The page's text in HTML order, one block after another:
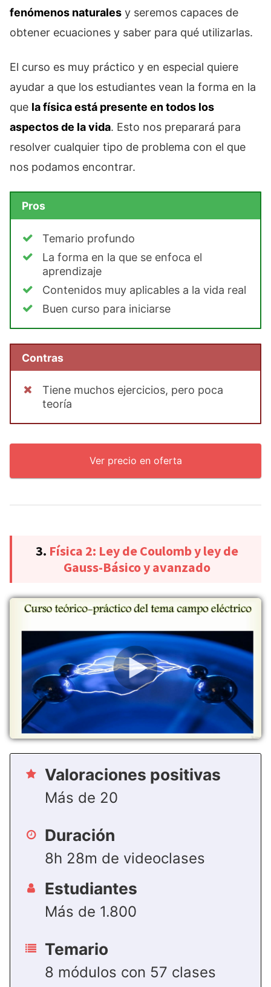
fenómenos naturales y seremos capaces de
obtener ecuaciones y saber para qué utilizarlas.
El curso es muy práctico y en especial quiere
ayudar a que los estudiantes vean la forma en la
que la física está presente en todos los
aspectos de la vida. Esto nos preparará para
resolver cualquier tipo de problema con el que
nos podamos encontrar.
Pros
Temario profundo
La forma en la que se enfoca el
aprendizaje
Contenidos muy aplicables a la vida real
Buen curso para iniciarse
Contras
Tiene muchos ejercicios, pero poca
teoría
Ver precio en oferta
3. Física 2: Ley de Coulomb y ley de
Gauss-Básico y avanzado
Valoraciones positivas
Más de 20
Duración
8h 28m de videoclases
Estudiantes
Más de 1.800
Temario
8 módulos con 57 clases